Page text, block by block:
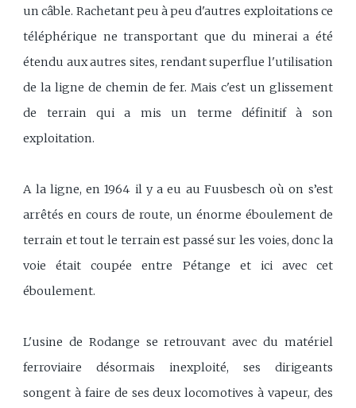
un câble. Rachetant peu à peu d'autres exploitations ce
téléphérique ne transportant que du minerai a été
étendu aux autres sites, rendant superflue l'utilisation
de la ligne de chemin de fer. Mais c'est un glissement
de terrain qui a mis un terme définitif à son
exploitation.
A la ligne, en 1964 il y a eu au Fuusbesch où on s’est
arrêtés en cours de route, un énorme éboulement de
terrain et tout le terrain est passé sur les voies, donc la
voie était coupée entre Pétange et ici avec cet
éboulement.
L'usine de Rodange se retrouvant avec du matériel
ferroviaire désormais inexploité, ses dirigeants
songent à faire de ses deux locomotives à vapeur, des